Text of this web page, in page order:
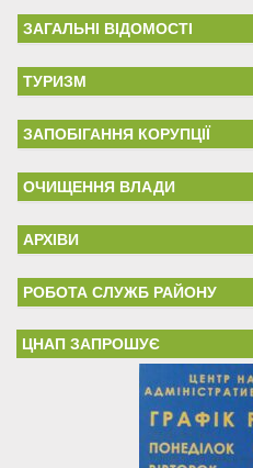
ЗАГАЛЬНІ ВІДОМОСТІ
ТУРИЗМ
ЗАПОБІГАННЯ КОРУПЦІЇ
ОЧИЩЕННЯ ВЛАДИ
АРХІВИ
РОБОТА СЛУЖБ РАЙОНУ
ЦНАП ЗАПРОШУЄ